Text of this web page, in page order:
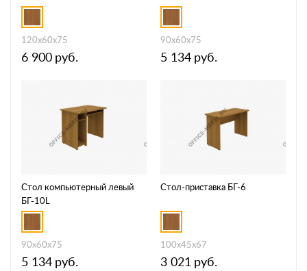
120x60x75
6 900 руб.
90x60х75
5 134 руб.
Стол компьютерный левый
БГ-10L
90x60x75
5 134 руб.
Стол-приставка БГ-6
100x45x67
3 021 руб.